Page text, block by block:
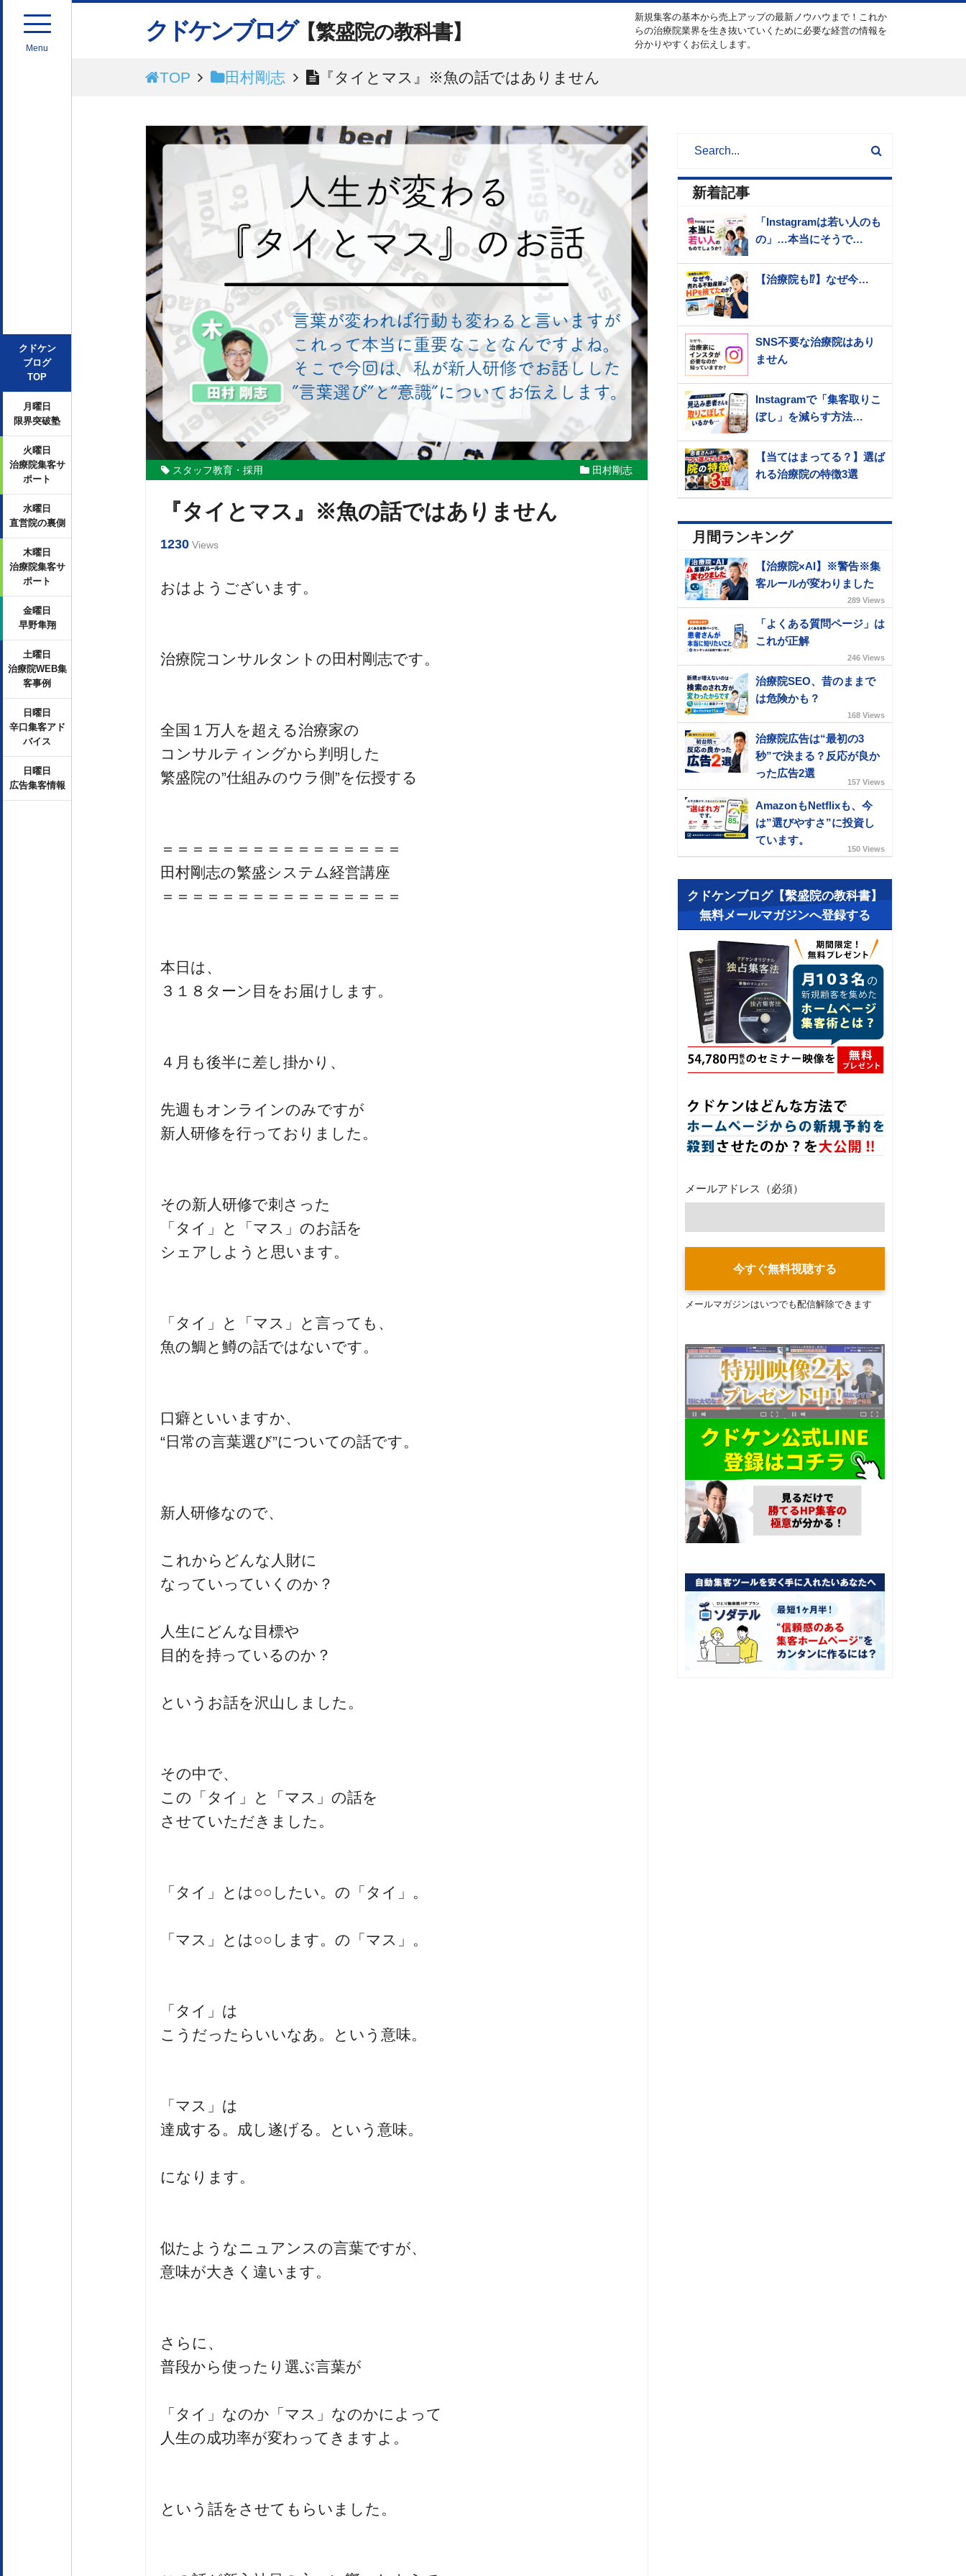
コミュニケーション
Menu
クドケン
ブログ
TOP
月曜日
限界突破塾
火曜日
治療院集客サ
ポート
水曜日
直営院の裏側
木曜日
治療院集客サ
ポート
金曜日
早野隼翔
土曜日
治療院WEB集
客事例
日曜日
辛口集客アド
バイス
日曜日
広告集客情報
クドケンブログ【繁盛院の教科書】
新規集客の基本から売上アップの最新ノウハウまで！これか
らの治療院業界を生き抜いていくために必要な経営の情報を
分かりやすくお伝えします。
TOP 田村剛志 『タイとマス』※魚の話ではありません
スタッフ教育・採用 田村剛志
『タイとマス』※魚の話ではありません
1230 Views
おはようございます。
治療院コンサルタントの田村剛志です。
全国１万人を超える治療家の
コンサルティングから判明した
繁盛院の”仕組みのウラ側”を伝授する
＝＝＝＝＝＝＝＝＝＝＝＝＝＝＝＝
田村剛志の繁盛システム経営講座
＝＝＝＝＝＝＝＝＝＝＝＝＝＝＝＝
本日は、
３１８ターン目をお届けします。
４月も後半に差し掛かり、
先週もオンラインのみですが
新人研修を行っておりました。
その新人研修で刺さった
「タイ」と「マス」のお話を
シェアしようと思います。
「タイ」と「マス」と言っても、
魚の鯛と鱒の話ではないです。
口癖といいますか、
“日常の言葉選び”についての話です。
新人研修なので、
これからどんな人財に
なっていっていくのか？
人生にどんな目標や
目的を持っているのか？
というお話を沢山しました。
その中で、
この「タイ」と「マス」の話を
させていただきました。
「タイ」とは○○したい。の「タイ」。
「マス」とは○○します。の「マス」。
「タイ」は
こうだったらいいなあ。という意味。
「マス」は
達成する。成し遂げる。という意味。
になります。
似たようなニュアンスの言葉ですが、
意味が大きく違います。
さらに、
普段から使ったり選ぶ言葉が
「タイ」なのか「マス」なのかによって
人生の成功率が変わってきますよ。
という話をさせてもらいました。
新着記事
「Instagramは若い人のも
の」…本当にそうで…
【治療院も⁉️】なぜ今…
SNS不要な治療院はあり
ません
Instagramで「集客取りこ
ぼし」を減らす方法…
【当てはまってる？】選ば
れる治療院の特徴3選
月間ランキング
【治療院×AI】※警告※集
客ルールが変わりました
289 Views
「よくある質問ページ」は
これが正解
246 Views
治療院SEO、昔のままで
は危険かも？
168 Views
治療院広告は“最初の3
秒”で決まる？反応が良か
った広告2選
157 Views
AmazonもNetflixも、今
は”選びやすさ”に投資し
ています。
150 Views
クドケンブログ【繫盛院の教科書】
無料メールマガジンへ登録する
メールアドレス （必須）
今すぐ無料視聴する
メールマガジンはいつでも配信解除できます